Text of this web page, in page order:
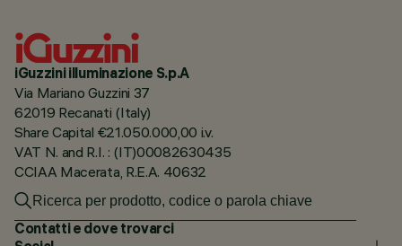
iGuzzini illuminazione S.p.A
Via Mariano Guzzini 37
62019 Recanati (Italy)
Share Capital €21.050.000,00 i.v.
VAT N. and R.I. : (IT)00082630435
CCIAA Macerata, R.E.A. 40632
Contatti e dove trovarci